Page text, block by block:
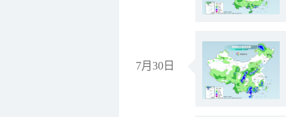
7月30日